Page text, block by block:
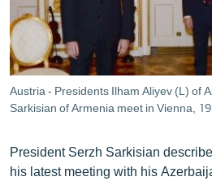
ՄՇԱԿՈՒՅԹ
ՍՊՈՐՏ
ՄԵԿՆԱԲԱՆՈՒԹՅՈՒՆ
ՏՏ ԵՒ ԻՆՏԵՐՆԵՏ
ԱՐԽԻՎ
Austria - Presidents Ilham Aliyev (L) of
Sarkisian of Armenia meet in Vienna,
President Serzh Sarkisian
his latest meeting with his